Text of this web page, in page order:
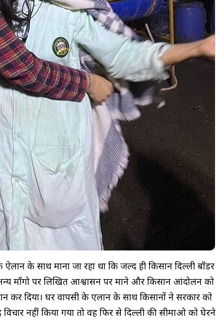
के साथ माना जा रहा था कि जल्द ही किसान दिल्ली बॉर्डर
माँगो पर लिखित आश्वासन पर माने और किसान आंदोलन को
कर दिया। घर वापसी के एलान के साथ किसानों ने सरकार को
नहीं किया गया तो वह फिर से दिल्ली की सीमाओ को घेरने